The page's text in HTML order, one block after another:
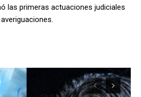
las primeras actuaciones judiciales